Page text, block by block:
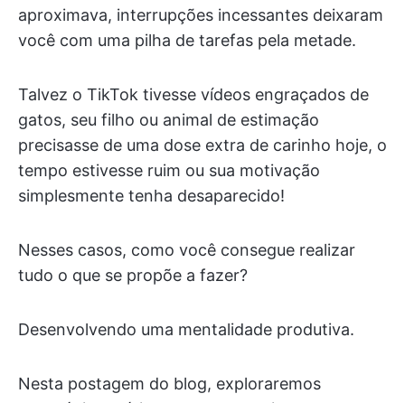
aproximava, interrupções incessantes deixaram
você com uma pilha de tarefas pela metade.
Talvez o TikTok tivesse vídeos engraçados de
gatos, seu filho ou animal de estimação
precisasse de uma dose extra de carinho hoje, o
tempo estivesse ruim ou sua motivação
simplesmente tenha desaparecido!
Nesses casos, como você consegue realizar
tudo o que se propõe a fazer?
Desenvolvendo uma mentalidade produtiva.
Nesta postagem do blog, exploraremos